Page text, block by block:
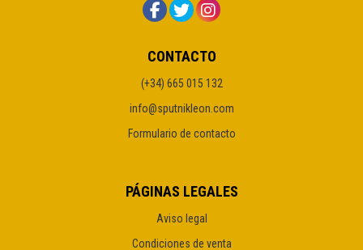
CONTACTO
(+34) 665 015 132
info@sputnikleon.com
Formulario de contacto
PÁGINAS LEGALES
Aviso legal
Condiciones de venta